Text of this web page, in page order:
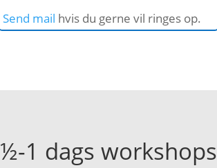
Send mail hvis du gerne vil ringes op.
½-1 dags workshops